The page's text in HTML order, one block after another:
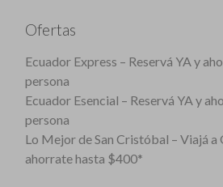
Ofertas
Ecuador Express – Reservá YA y
persona
Ecuador Esencial – Reservá YA y
persona
Lo Mejor de San Cristóbal – Viajá a
ahorrate hasta $400*